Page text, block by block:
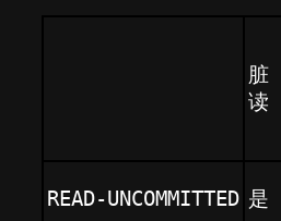
脏
读
READ-UNCOMMITTED 是